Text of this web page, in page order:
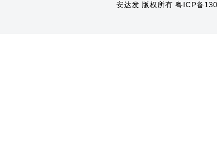
安达发 版权所有 粤ICP备